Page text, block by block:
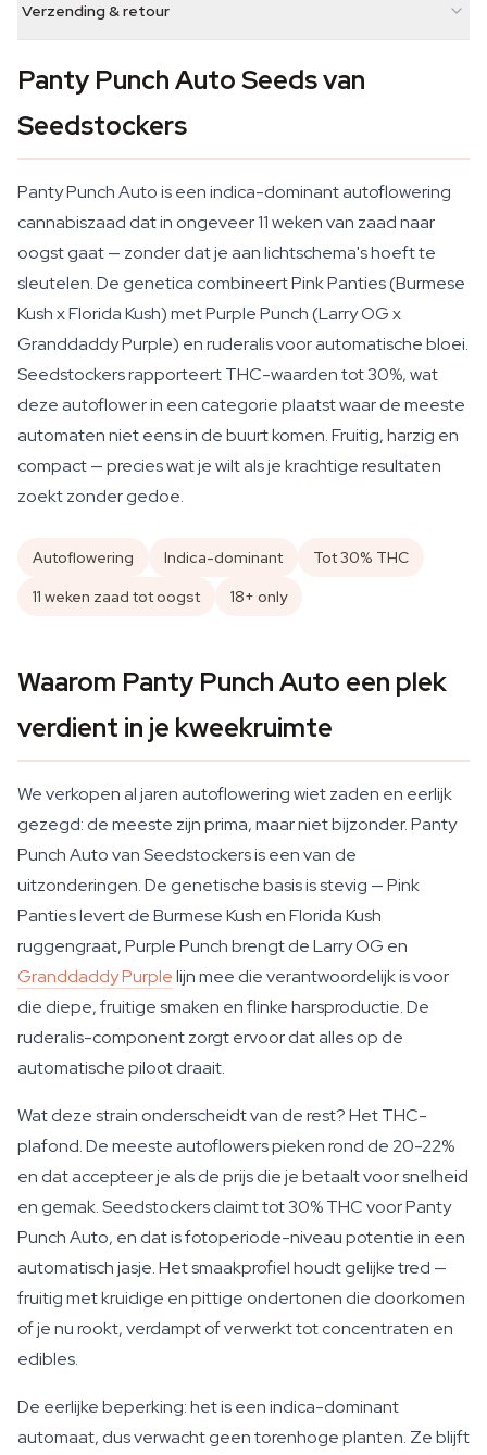
Verzending & retour
Panty Punch Auto Seeds van
Seedstockers
Panty Punch Auto is een indica-dominant autoflowering
cannabiszaad dat in ongeveer 11 weken van zaad naar
oogst gaat — zonder dat je aan lichtschema's hoeft te
sleutelen. De genetica combineert Pink Panties (Burmese
Kush x Florida Kush) met Purple Punch (Larry OG x
Granddaddy Purple) en ruderalis voor automatische bloei.
Seedstockers rapporteert THC-waarden tot 30%, wat
deze autoflower in een categorie plaatst waar de meeste
automaten niet eens in de buurt komen. Fruitig, harzig en
compact — precies wat je wilt als je krachtige resultaten
zoekt zonder gedoe.
Autoflowering Indica-dominant
Tot 30% THC
11 weken zaad tot oogst
18+ only
Waarom Panty Punch Auto een plek
verdient in je kweekruimte
We verkopen al jaren autoflowering wiet zaden en eerlijk
gezegd: de meeste zijn prima, maar niet bijzonder. Panty
Punch Auto van Seedstockers is een van de
uitzonderingen. De genetische basis is stevig — Pink
Panties levert de Burmese Kush en Florida Kush
ruggengraat, Purple Punch brengt de Larry OG en
Granddaddy Purplelijn mee die verantwoordelijk is voor
die diepe, fruitige smaken en flinke harsproductie. De
ruderalis-component zorgt ervoor dat alles op de
automatische piloot draait.
Wat deze strain onderscheidt van de rest? Het THC-
plafond. De meeste autoflowers pieken rond de 20-22%
en dat accepteer je als de prijs die je betaalt voor snelheid
en gemak. Seedstockers claimt tot 30% THC voor Panty
Punch Auto, en dat is fotoperiode-niveau potentie in een
automatisch jasje. Het smaakprofiel houdt gelijke tred —
fruitig met kruidige en pittige ondertonen die doorkomen
of je nu rookt, verdampt of verwerkt tot concentraten en
edibles.
De eerlijke beperking: het is een indica-dominant
automaat, dus verwacht geen torenhoge planten. Ze blijft